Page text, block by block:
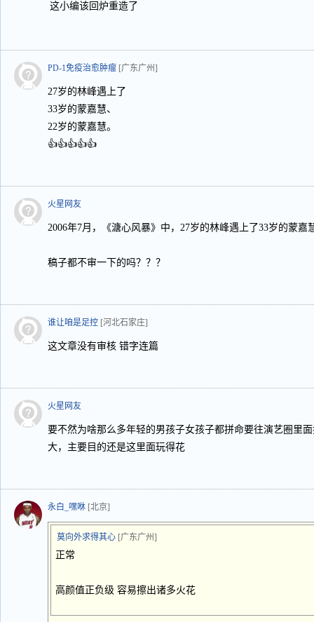
这小编该回炉重造了
PD-1免疫治愈肿瘤 [广东广州]
27岁的林峰遇上了
33岁的蒙嘉慧、
22岁的蒙嘉慧。
👍👍👍👍👍
火星网友
2006年7月，《溏心风暴》中，27岁的林峰遇上了33岁的蒙嘉
稿子都不审一下的吗？？？
谁让咱是足控 [河北石家庄]
这文章没有审核 错字连篇
火星网友
要不然为啥那么多年轻的男孩子女孩子都拼命要往演艺圈里
大，主要目的还是这里面玩得花
永白_嘿咻 [北京]
莫向外求得其心 [广东广州]
正常
高颜值正负级 容易擦出诸多火花